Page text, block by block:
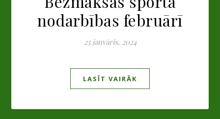
nodarbības februārī
25 janvāris, 2024
LASĪT VAIRĀK